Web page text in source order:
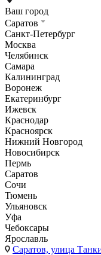
Ваш город
Саратов
Санкт-Петербург
Москва
Челябинск
Самара
Калининград
Воронеж
Екатеринбург
Ижевск
Краснодар
Красноярск
Нижний Новгород
Новосибирск
Пермь
Саратов
Сочи
Тюмень
Ульяновск
Уфа
Чебоксары
Ярославль
Саратов, улица